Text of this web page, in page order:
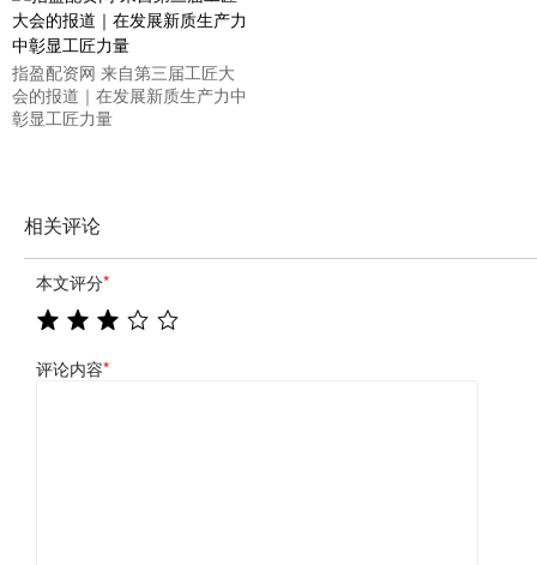
指盈配资网 来自第三届工匠大
会的报道｜在发展新质生产力中
彰显工匠力量
相关评论
本文评分*
评论内容*